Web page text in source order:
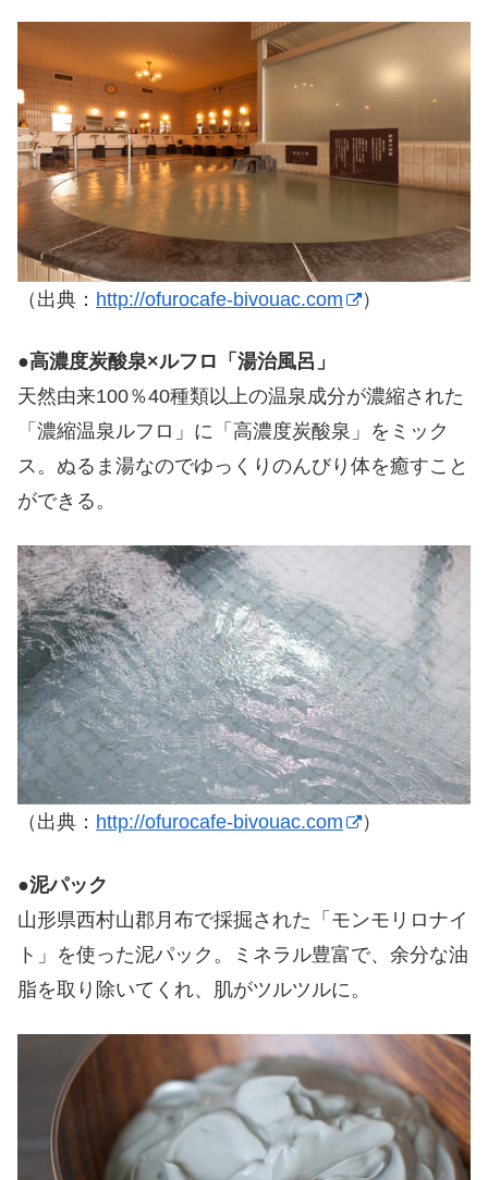
（出典： http://ofurocafe-bivouac.com ）
●高濃度炭酸泉×ルフロ「湯治風呂」
天然由来100％40種類以上の温泉成分が濃縮された
「濃縮温泉ルフロ」に「高濃度炭酸泉」をミック
ス。ぬるま湯なのでゆっくりのんびり体を癒すこと
ができる。
（出典： http://ofurocafe-bivouac.com ）
●泥パック
山形県西村山郡月布で採掘された「モンモリロナイ
ト」を使った泥パック。ミネラル豊富で、余分な油
脂を取り除いてくれ、肌がツルツルに。